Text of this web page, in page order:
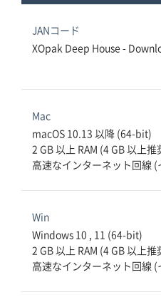
JANコード
XOpak Deep House -
Mac
macOS 10.13 以降 (64-bit)
2 GB 以上 RAM (4 GB 以上推
高速なインターネット回線
Win
Windows 10 , 11 (64-bit)
2 GB 以上 RAM (4 GB 以上推
高速なインターネット回線